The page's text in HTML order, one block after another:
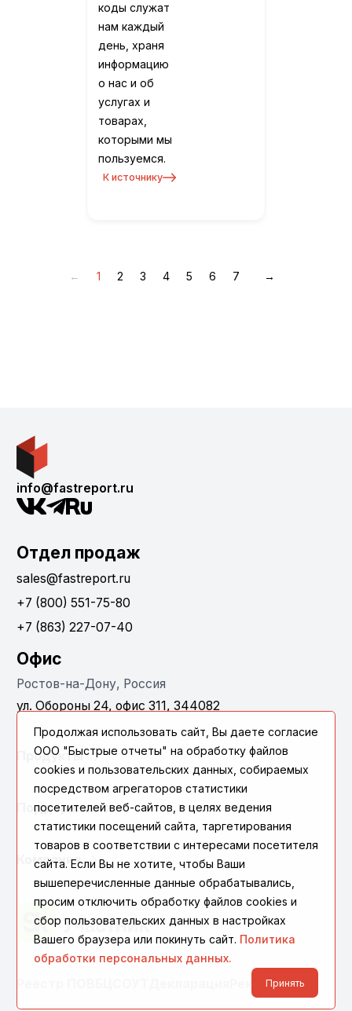
коды служат
нам каждый
день, храня
информацию
о нас и об
услугах и
товарах,
которыми мы
пользуемся.
К источнику
← 1 2 3 4 5 6 7 →
info@fastreport.ru
Отдел продаж
sales@fastreport.ru
+7 (800) 551-75-80
+7 (863) 227-07-40
Офис
Ростов-на-Дону, Россия
ул. Обороны 24, офис 311, 344082
Продукты
Поддержка
Компания
Реквизиты
Продолжая использовать сайт, Вы даете согласие
ООО "Быстрые отчеты" на обработку файлов
cookies и пользовательских данных, собираемых
посредством агрегаторов статистики
посетителей веб-сайтов, в целях ведения
статистики посещений сайта, таргетирования
товаров в соответствии с интересами посетителя
сайта. Если Вы не хотите, чтобы Ваши
вышеперечисленные данные обрабатывались,
просим отключить обработку файлов cookies и
сбор пользовательских данных в настройках
Вашего браузера или покинуть сайт. Политика
обработки персональных данных.
Принять